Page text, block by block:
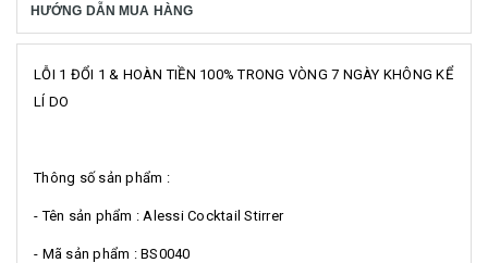
HƯỚNG DẪN MUA HÀNG
LỖI 1 ĐỔI 1 & HOÀN TIỀN 100% TRONG VÒNG 7 NGÀY KHÔNG KỂ
LÍ DO
Thông số sản phẩm :
- Tên sản phẩm : Alessi Cocktail Stirrer
- Mã sản phẩm : BS0040